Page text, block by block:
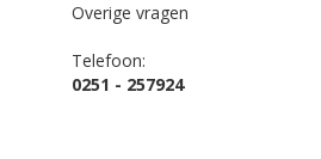
Overige vragen
Telefoon:
0251 - 257924